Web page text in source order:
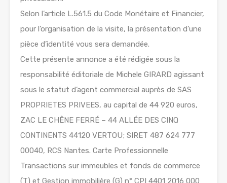
Selon l’article L.561.5 du Code Monétaire et Financier,
pour l’organisation de la visite, la présentation d’une
pièce d’identité vous sera demandée.
Cette présente annonce a été rédigée sous la
responsabilité éditoriale de Michele GIRARD agissant
sous le statut d’agent commercial auprès de SAS
PROPRIETES PRIVEES, au capital de 44 920 euros,
ZAC LE CHÊNE FERRÉ – 44 ALLÉE DES CINQ
CONTINENTS 44120 VERTOU; SIRET 487 624 777
00040, RCS Nantes. Carte Professionnelle
Transactions sur immeubles et fonds de commerce
(T) et Gestion immobilière (G) n° CPI 4401 2016 000